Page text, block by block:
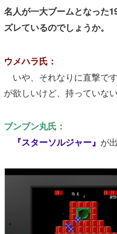
名人が一大ブームとなった
ズレているのでしょうか。
ウメハラ氏：
いや、それなりに直撃で
が欲しいけど、持っていな
ブンブン丸氏：
『スターソルジャー』 が